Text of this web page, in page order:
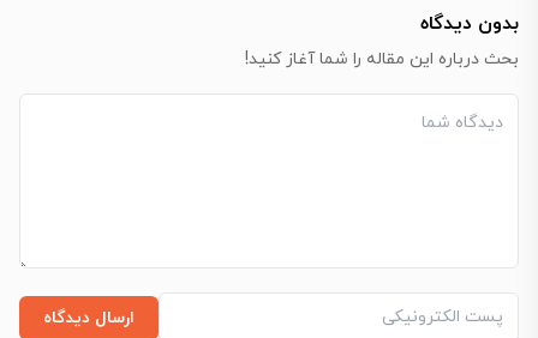
بدون دیدگاه
بحث درباره این مقاله را شما آغاز کنید!
ارسال دیدگاه